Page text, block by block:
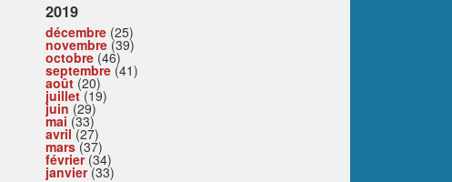
2019
décembre (25)
novembre (39)
octobre (46)
septembre (41)
août (20)
juillet(19)
juin (29)
mai (33)
avril(27)
mars(37)
février(34)
janvier(33)